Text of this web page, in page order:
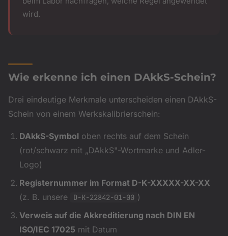
wird.
Wie erkenne ich einen DAkkS-Schein?
Drei eindeutige Merkmale unterscheiden einen DAkkS-
Schein von einem Werkskalibrierschein:
DAkkS-Symbol oben rechts auf dem Schein
(rot/schwarz mit „DAkkS"-Wortmarke und Adler-
Logo)
Registernummer im Format D-K-XXXXX-XX-XX
(z. B. unsere
D-K-22842-01-00 )
Verweis auf die Akkreditierung nach DIN EN
ISO/IEC 17025 mit Datum